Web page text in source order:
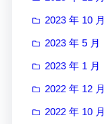
2023 年 10 月
2023 年 5 月
2023 年 1 月
2022 年 12 月
2022 年 10 月